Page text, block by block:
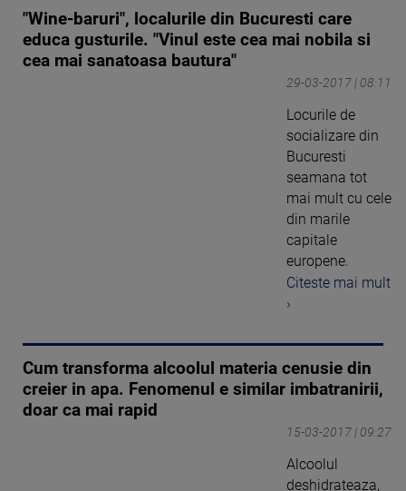
"Wine-baruri", localurile din Bucuresti care
educa gusturile. "Vinul este cea mai nobila si
cea mai sanatoasa bautura"
29-03-2017 | 08:11
Locurile de
socializare din
Bucuresti
seamana tot
mai mult cu cele
din marile
capitale
europene.
Citeste mai mult
›
Cum transforma alcoolul materia cenusie din
creier in apa. Fenomenul e similar imbatranirii,
doar ca mai rapid
15-03-2017 | 09:27
Alcoolul
deshidrateaza,